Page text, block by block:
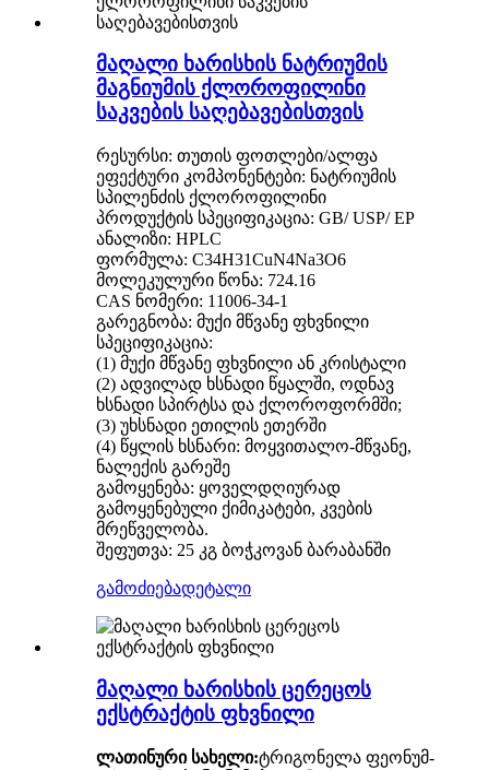
მაღალი ხარისხის ნატრიუმის
მაგნიუმის ქლოროფილინი
საკვების საღებავებისთვის
რესურსი: თუთის ფოთლები/ალფა
ეფექტური კომპონენტები: ნატრიუმის
სპილენძის ქლოროფილინი
პროდუქტის სპეციფიკაცია: GB/ USP/ EP
ანალიზი: HPLC
ფორმულა: C34H31CuN4Na3O6
მოლეკულური წონა: 724.16
CAS ნომერი: 11006-34-1
გარეგნობა: მუქი მწვანე ფხვნილი
სპეციფიკაცია:
(1) მუქი მწვანე ფხვნილი ან კრისტალი
(2) ადვილად ხსნადი წყალში, ოდნავ
ხსნადი სპირტსა და ქლოროფორმში;
(3) უხსნადი ეთილის ეთერში
(4) წყლის ხსნარი: მოყვითალო-მწვანე,
ნალექის გარეშე
გამოყენება: ყოველდღიურად
გამოყენებული ქიმიკატები, კვების
მრეწველობა.
შეფუთვა: 25 კგ ბოჭკოვან ბარაბანში
გამოძიებადეტალი
მაღალი ხარისხის ცერეცოს
ექსტრაქტის ფხვნილი
ლათინური სახელი:ტრიგონელა ფეონუმ-